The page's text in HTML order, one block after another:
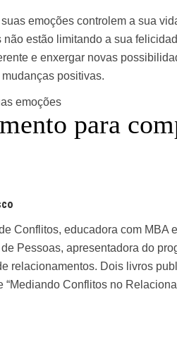
emoções controlem a sua
estão limitando a sua
e enxergar novas
positivas.
emoções
para
Conflitos, educadora com MBA
Pessoas, apresentadora do
relacionamentos. Dois livros
“Mediando Conflitos no